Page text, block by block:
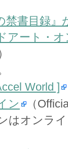
禁書目録
アート・
World ]
ン
（
はオンラ